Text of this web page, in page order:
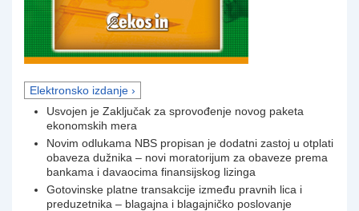
Elektronsko izdanje ›
Usvojen je Zaključak za sprovođenje novog paketa
ekonomskih mera
Novim odlukama NBS propisan je dodatni zastoj u otplati
obaveza dužnika – novi moratorijum za obaveze prema
bankama i davaocima finansijskog lizinga
Gotovinske platne transakcije između pravnih lica i
preduzetnika – blagajna i blagajničko poslovanje